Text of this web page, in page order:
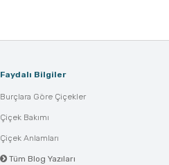
Faydalı Bilgiler
Burçlara Göre Çiçekler
Çiçek Bakımı
Çiçek Anlamları
Tüm Blog Yazıları